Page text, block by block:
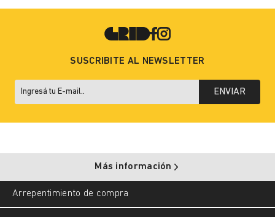
SUSCRIBITE AL NEWSLETTER
ENVIAR
Más información
Arrepentimiento de compra